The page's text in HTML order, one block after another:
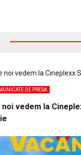
DE PRESA
vedem la